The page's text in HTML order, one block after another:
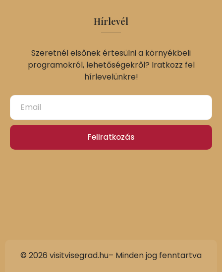
Hírlevél
Szeretnél elsőnek értesülni a környékbeli
programokról, lehetőségekről? Iratkozz fel
hírlevelünkre!
Feliratkozás
© 2026 visitvisegrad.hu– Minden jog fenntartva